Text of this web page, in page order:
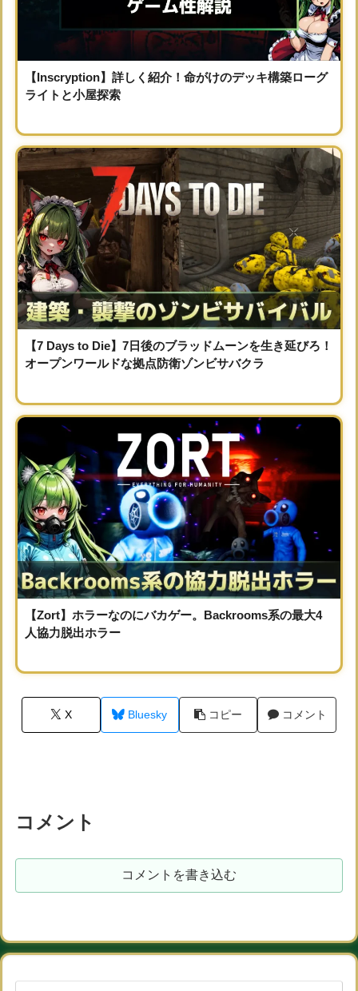
【Inscryption】詳しく紹介！命がけのデッキ構築ローグ
ライトと小屋探索
【7 Days to Die】7日後のブラッドムーンを生き延びろ！
オープンワールドな拠点防衛ゾンビサバクラ
【Zort】ホラーなのにバカゲー。Backrooms系の最大4
人協力脱出ホラー
X Bluesky コピー コメント
コメント
コメントを書き込む